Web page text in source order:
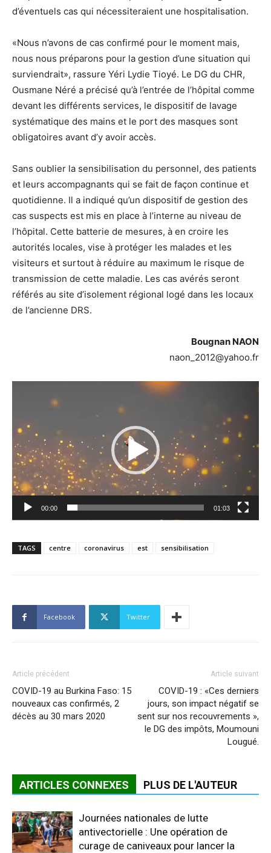
d’éventuels cas qui nécessiteraient une hospitalisation.
«Nous n’avons de cas confirmé pour le moment mais,
nous nous préparons pour la gestion d’une situation qui
surviendrait», rassure Yéri Lydie Tioyé. Le DG du CHR,
Ousmane Néré a précisé qu’à l’entrée de l’hôpital comme
devant les différents services, le dispositif de lavage
systématique des mains et le port des masques sont
obligatoires avant d’y avoir accès.
Sans oublier la sensibilisation du personnel, des patients
et leurs accompagnants qui se fait de façon continue et
quotidienne. Il a indiqué qu’un dispositif de gestion des
cas suspects est mis en place à l’interne au niveau de
l’hôpital. Cette batterie de mesures, à en croire les
autorités locales, vise à protéger les malades et les
visiteurs et surtout à réduire au maximum le risque de
transmission de cette maladie. Les cas avérés seront
référés au site d’isolement régional logé dans les locaux
de l’ancienne DRS.
Bougnan NAON
naon_2012@yahoo.fr
Lecteur
00:00 01:03
TAGS centre coronavirus est sensibilisation
Facebook Twitter
Article précédent
COVID-19 au Burkina Faso: 15
nouveaux cas confirmés, 2
décès au 30 mars 2020
Article suivant
COVID-19 : «Ces derniers
jours, son impact négatif se
sent sur nos recouvrements »,
le DG des impôts, Moumouni
Lougué.
ARTICLES CONNEXES PLUS DE L'AUTEUR
Journées nationales de lutte
antivectorielle : Une opération de
curage de caniveaux pour lancer la